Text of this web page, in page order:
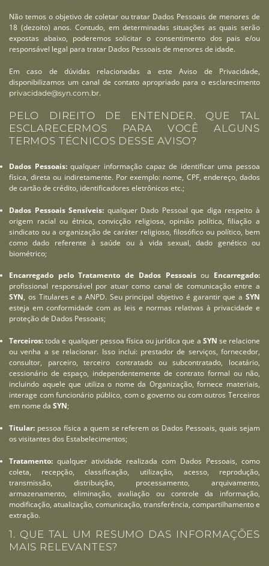
Não temos o objetivo de coletar ou tratar Dados Pessoais de menores de
18 (dezoito) anos. Contudo, em determinadas situações as quais serão
expostas abaixo, poderemos solicitar o consentimento dos pais e/ou
responsável legal para tratar Dados Pessoais de menores de idade.
Em caso de dúvidas relacionadas a este Aviso de Privacidade,
disponibilizamos um canal de contato apropriado para o esclarecimento
privacidade@syn.com.br.
PELO DIREITO DE ENTENDER. QUE TAL
ESCLARECERMOS PARA VOCÊ ALGUNS
TERMOS TÉCNICOS DESSE AVISO?
Dados Pessoais:qualquer informação capaz de identificar uma pessoa
física, direta ou indiretamente. Por exemplo: nome, CPF, endereço, dados
de cartão de crédito, identificadores eletrônicos etc.;
Dados Pessoais Sensíveis: qualquer Dado Pessoal que diga respeito à
origem racial ou étnica, convicção religiosa, opinião política, filiação a
sindicato ou a organização de caráter religioso, filosófico ou político, bem
como dado referente à saúde ou à vida sexual, dado genético ou
biométrico;
Encarregado pelo Tratamento de Dados Pessoaisou Encarregado:
profissional responsável por atuar como canal de comunicação entre a
SYN, os Titulares e a ANPD. Seu principal objetivo é garantir que a SYN
esteja em conformidade com as leis e normas relativas à privacidade e
proteção de Dados Pessoais;
Terceiros:toda e qualquer pessoa física ou jurídica que a SYN se relacione
ou venha a se relacionar. Isso inclui: prestador de serviços, fornecedor,
consultor, parceiro, terceiro contratado ou subcontratado, locatário,
cessionário de espaço, independentemente de contrato formal ou não,
incluindo aquele que utiliza o nome da Organização, fornece materiais,
interage com funcionário público, com o governo ou com outros Terceiros
em nome da SYN;
Titular: pessoa física a quem se referem os Dados Pessoais, quais sejam
os visitantes dos Estabelecimentos;
Tratamento: qualquer atividade realizada com Dados Pessoais, como
coleta, recepção, classificação, utilização, acesso, reprodução,
transmissão, distribuição, processamento, arquivamento,
armazenamento, eliminação, avaliação ou controle da informação,
modificação, atualização, comunicação, transferência, compartilhamento e
extração.
1. QUE TAL UM RESUMO DAS INFORMAÇÕES
MAIS RELEVANTES?